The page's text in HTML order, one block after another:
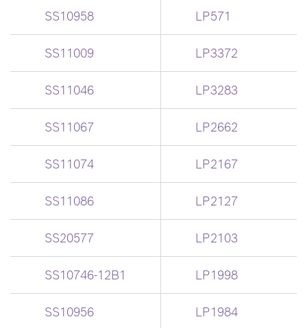
SS10958 LP571
SS11009 LP3372
SS11046 LP3283
SS11067 LP2662
SS11074 LP2167
SS11086 LP2127
SS20577 LP2103
SS10746-12B1 LP1998
SS10956 LP1984